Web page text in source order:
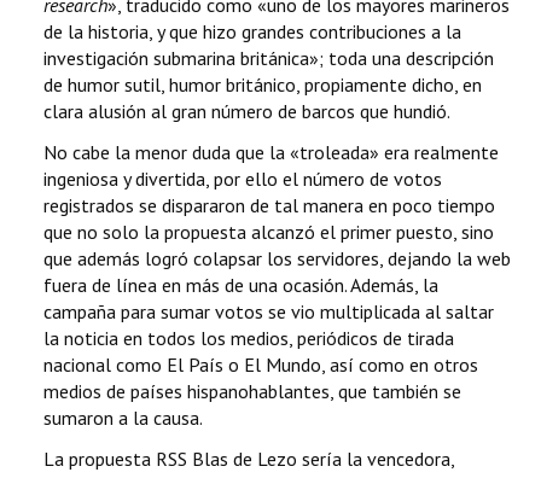
research», traducido como «uno de los mayores marineros
de la historia, y que hizo grandes contribuciones a la
investigación submarina británica»; toda una descripción
de humor sutil, humor británico, propiamente dicho, en
clara alusión al gran número de barcos que hundió.
No cabe la menor duda que la «troleada» era realmente
ingeniosa y divertida, por ello el número de votos
registrados se dispararon de tal manera en poco tiempo
que no solo la propuesta alcanzó el primer puesto, sino
que además logró colapsar los servidores, dejando la web
fuera de línea en más de una ocasión. Además, la
campaña para sumar votos se vio multiplicada al saltar
la noticia en todos los medios, periódicos de tirada
nacional como El País o El Mundo, así como en otros
medios de países hispanohablantes, que también se
sumaron a la causa.
La propuesta RSS Blas de Lezo sería la vencedora,